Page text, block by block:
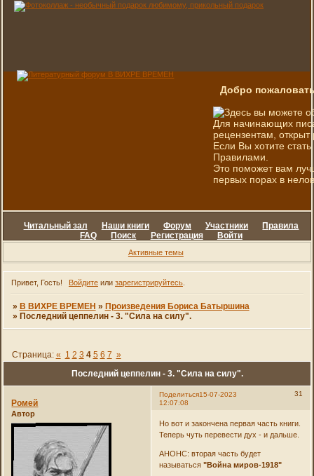
Добро
Здесь вы можете
Для начинающих
рецензентам, открыт
Если Вы хотите
Правилами.
Это поможет вам
первых порах в
Читальный зал Наши книги Форум Участники
Правила
FAQ
Поиск Регистрация Войти
Активные темы
Привет, Гость! Войдитеили зарегистрируйтесь.
» В ВИХРЕ ВРЕМЕН » Произведения Бориса Батыршина
» Последний цеппелин - 3. "Сила на силу".
Последний цеппелин - 3. "Сила на силу".
Страница: « 1 2 3 4 5 6 7 »
Поделиться 31
15-07-2023
12:07:08
Ромей
Автор
Но вот и закончена первая часть книги.
Теперь чуть перевести дух - и дальше.
АНОНС: вторая часть будет
называться "Война миров-1918"